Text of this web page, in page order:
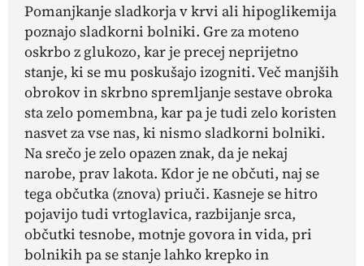
Pomanjkanje sladkorja v krvi ali hipoglikemija
poznajo sladkorni bolniki. Gre za moteno
oskrbo z glukozo, kar je precej neprijetno
stanje, ki se mu poskušajo izogniti. Več manjših
obrokov in skrbno spremljanje sestave obroka
sta zelo pomembna, kar pa je tudi zelo koristen
nasvet za vse nas, ki nismo sladkorni bolniki.
Na srečo je zelo opazen znak, da je nekaj
narobe, prav lakota. Kdor je ne občuti, naj se
tega občutka (znova) priuči. Kasneje se hitro
pojavijo tudi vrtoglavica, razbijanje srca,
občutki tesnobe, motnje govora in vida, pri
bolnikih pa se stanje lahko krepko in